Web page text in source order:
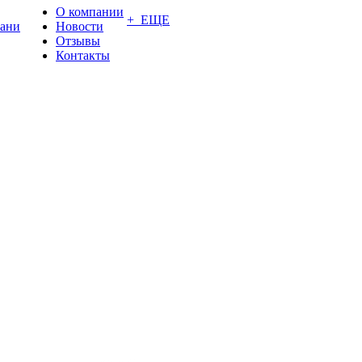
О компании
Новости
Отзывы
Контакты
+ ЕЩЕ